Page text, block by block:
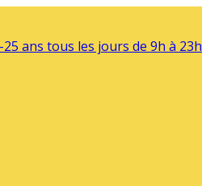
ans tous les jours de 9h à 23h